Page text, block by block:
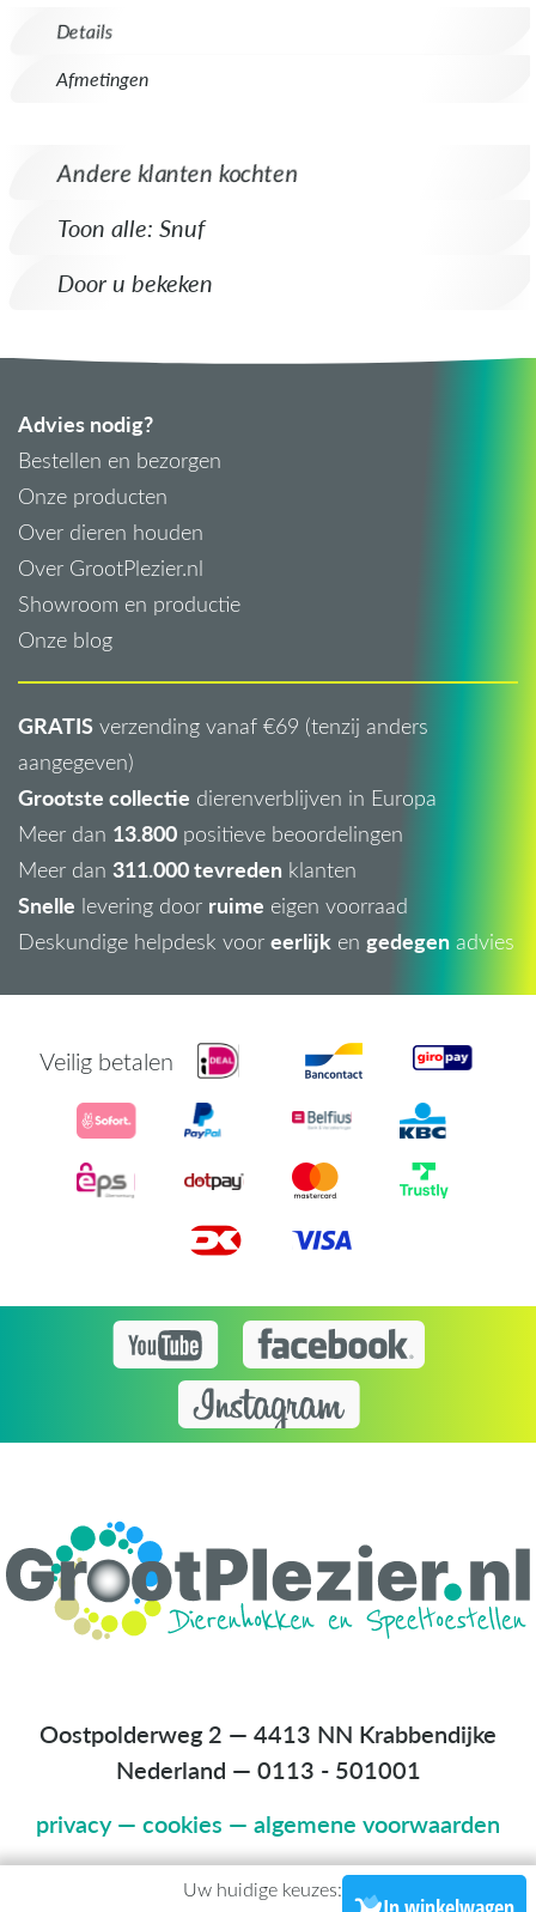
Details
Afmetingen
Uw huidige keuzes:
Andere klanten kochten
Toon alle: Snuf
Door u bekeken
Advies nodig?
Bestellen en bezorgen
Onze producten
Over dieren houden
Over GrootPlezier.nl
Showroom en productie
Onze blog
GRATIS verzending vanaf €69 (tenzij anders
aangegeven)
Grootste collectie dierenverblijven in Europa
Meer dan 13.800 positieve beoordelingen
Meer dan 311.000 tevreden klanten
Snelle levering door ruime eigen voorraad
Deskundige helpdesk voor eerlijk en gedegen advies
Veilig betalen
Oostpolderweg 2 — 4413 NN Krabbendijke
Nederland — 0113 - 501001
privacy— cookies — algemene voorwaarden